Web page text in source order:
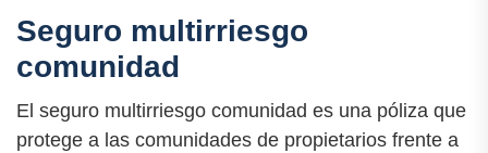
Seguro multirriesgo
comunidad
El seguro multirriesgo comunidad es una póliza que
protege a las comunidades de propietarios frente a